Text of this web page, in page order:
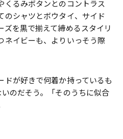
くるみボタンとのコントラス
のシャツとボウタイ、サイド
ズを黒で揃えて締めるスタイリ
ネイビーも、よりいっそう際
ドが好きで何着か持っているも
のだそう。「そのうちに似合